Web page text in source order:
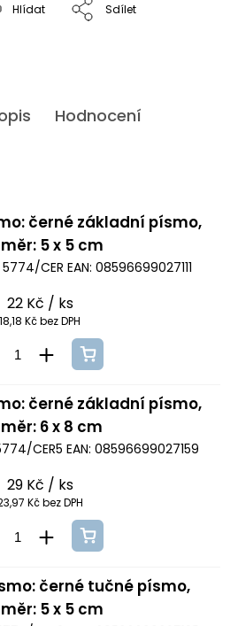
Hlídat Sdílet
Hodnocení
černé základní písmo,
5 x 5 cm
5774/CER EAN: 08596699027111
22 Kč / ks
18,18 Kč bez DPH
černé základní písmo,
6 x 8 cm
CER5 EAN: 08596699027159
29 Kč / ks
Kč bez DPH
černé tučné písmo,
5 x 5 cm